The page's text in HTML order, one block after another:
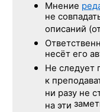
Мнение
не
описаний
несёт его
Не следует
к
ни разу не
на эти